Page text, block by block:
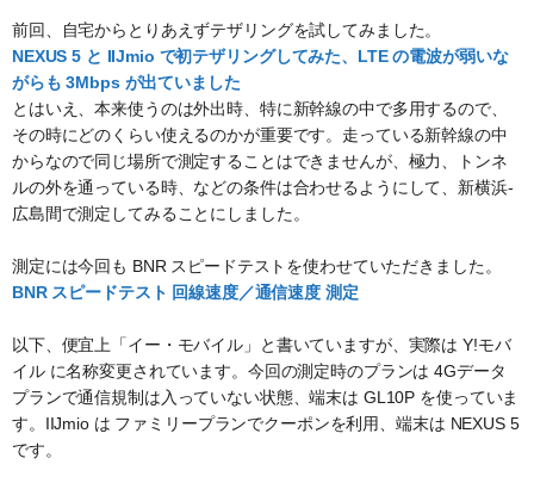
前回、自宅からとりあえずテザリングを試してみました。
NEXUS 5 と IIJmio で初テザリングしてみた、LTE の電波が弱いな
がらも 3Mbps が出ていました
とはいえ、本来使うのは外出時、特に新幹線の中で多用するので、
その時にどのくらい使えるのかが重要です。走っている新幹線の中
からなので同じ場所で測定することはできませんが、極力、トンネ
ルの外を通っている時、などの条件は合わせるようにして、新横浜-
広島間で測定してみることにしました。
測定には今回も BNR スピードテストを使わせていただきました。
BNR スピードテスト 回線速度／通信速度 測定
以下、便宜上「イー・モバイル」と書いていますが、実際は Y!モバ
イル に名称変更されています。今回の測定時のプランは 4Gデータ
プランで通信規制は入っていない状態、端末は GL10P を使っていま
す。IIJmio は ファミリープランでクーポンを利用、端末は NEXUS 5
です。